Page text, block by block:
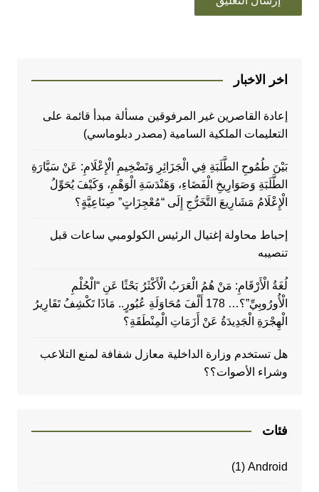
اخر الاخبار
إعادة القاصرين غير المرفوقين مسألة مبدأ قائمة على
التعليمات الملكية السامية (مصدر دبلوماسي)
بَيْنَ طُمُوحِ الطَّلَبَةِ فِي الْجَزَائِرِ وَتَضْخِيمِ الْإِعْلَامِ: عَنْ سَيَّارَةِ
الطَّلَبَةِ وَصَوَارِيخِ الْفَضَاءِ، وَهَنْدَسَةِ الْوَهْمِ، وَكَيْفَ يُحَوِّلُ
الْإِعْلَامُ مَشَارِيعَ التَّخَرُّجِ إِلَى “مُعْجِزَاتٍ” صِنَاعِيَّةٍ؟
إحباط محاولة إغتيال الرئيس الكولومبي ساعات قبل
تنصيبه
لُغَةُ الْأَرْقَامِ: مَنْ هُمُ الْعَرَبُ الْأَكْثَرُ بَحْثًا عَنِ “الْحُلْمِ
الْأُورُوبِيِّ”؟… 178 أَلْفَ مُحَاوَلَةِ عُبُورٍ.. مَاذَا تَكْشِفُ تَقَارِيرُ
الْهِجْرَةِ الْجَدِيدَةُ عَنْ أَزَمَاتِ الْمِنْطَقَةِ؟
هل تستخدم وزارة الداخلية معازل شفافة لمنع التلاعب
وشراء الأصوات؟؟
فئات
Android
(1)